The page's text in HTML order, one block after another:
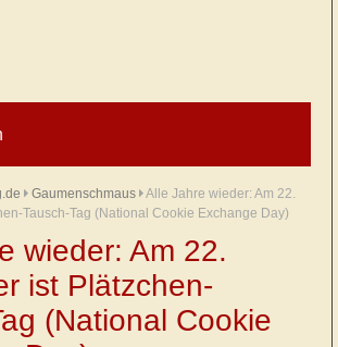
Gaumenschmaus
Alle Jahre wieder: Am 22.
Tausch-Tag (National Cookie Exchange Day)
wieder: Am 22.
ist Plätzchen-
(National Cookie